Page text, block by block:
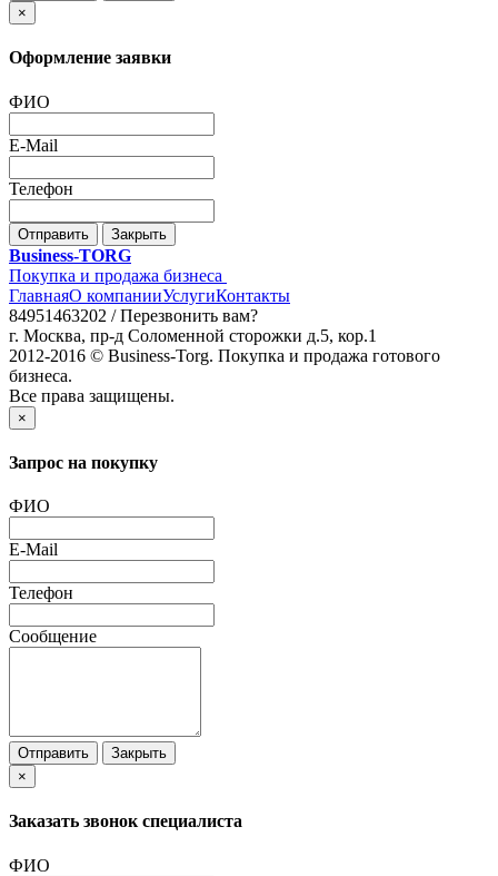
×
Оформление заявки
ФИО
E-Mail
Телефон
Отправить Закрыть
Business-TORG
Покупка и продажа бизнеса
ГлавнаяО компанииУслугиКонтакты
84951463202 /Перезвонить вам?
г. Москва, пр-д Соломенной сторожки д.5, кор.1
2012-2016 © Business-Torg. Покупка и продажа готового
бизнеса.
Все права защищены.
×
Запрос на покупку
ФИО
E-Mail
Телефон
Сообщение
Отправить
Закрыть
×
Заказать звонок специалиста
ФИО